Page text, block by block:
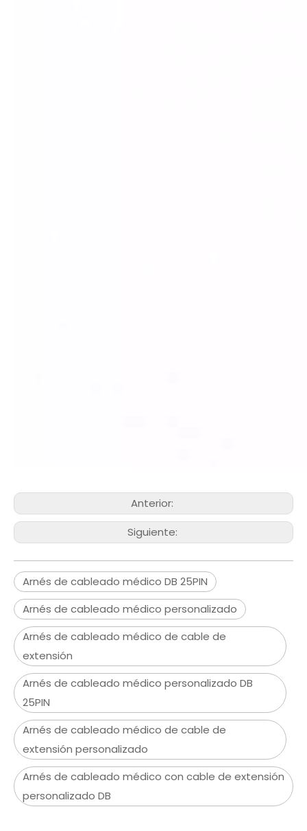
Anterior:
Siguiente:
Arnés de cableado médico DB 25PIN
Arnés de cableado médico personalizado
Arnés de cableado médico de cable de
extensión
Arnés de cableado médico personalizado DB
25PIN
Arnés de cableado médico de cable de
extensión personalizado
Arnés de cableado médico con cable de extensión
personalizado DB